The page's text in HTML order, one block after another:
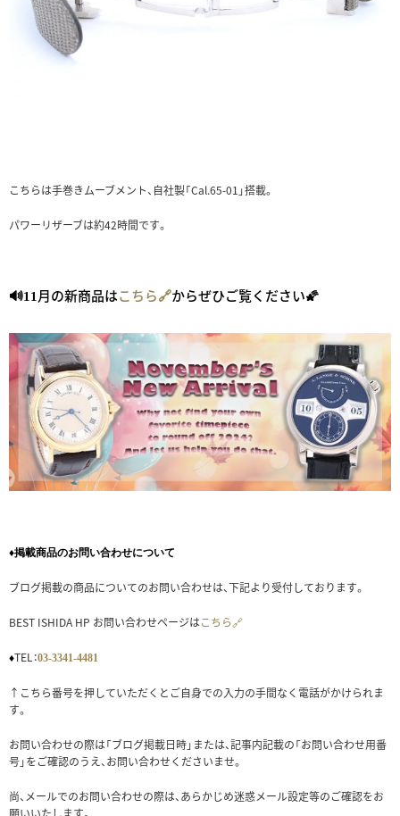
こちらは手巻きムーブメント、自社製「Cal.65-01」搭載。
パワーリザーブは約42時間です。
🔊11 月の新商品はこちら🔗からぜひご覧ください🌠
♦掲載商品のお問い合わせについて
ブログ掲載の商品についてのお問い合わせは、下記より受付しております。
BEST ISHIDA HP お問い合わせページはこちら🔗
♦TEL：03-3341-4481
↑こちら番号を押していただくとご自身での入力の手間なく電話がかけられま
す。
お問い合わせの際は「ブログ掲載日時」または、記事内記載の「お問い合わせ用番
号」をご確認のうえ、お問い合わせくださいませ。
尚、メールでのお問い合わせの際は、あらかじめ迷惑メール設定等のご確認をお